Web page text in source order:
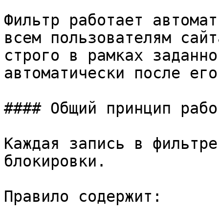
Фильтр работает
всем пользователям
строго в рамках
автоматически после
#### Общий принцип
Каждая запись в
блокировки.
Правило содержит: